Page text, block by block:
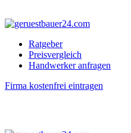
Ratgeber
Preisvergleich
Handwerker anfragen
Firma kostenfrei eintragen